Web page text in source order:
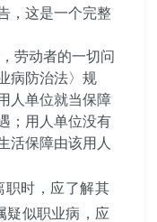
，这是一个完整
劳动者的一切问
病防治法〉规
人单位就当保障
；用人单位没有
活保障由该用人
职时，应了解其
疑似职业病，应